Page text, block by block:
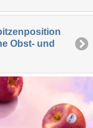
Obst- und